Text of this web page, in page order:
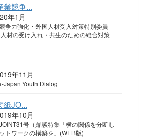
業競争...
年1月
争力強化・外国人材受入対策特別委員
材の受け入れ・共生のための総合対策
年11月
Japan Youth Dialog
紙JO...
年10月
号（鼎談特集「横の関係を分断し
トワークの構築を」(WEB版)